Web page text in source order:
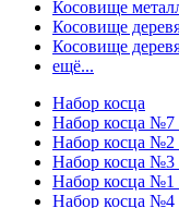
Косовище
Косовище
Косовище
ещё...
Набор косца
Набор косца
Набор косца
Набор косца
Набор косца
Набор косца №4